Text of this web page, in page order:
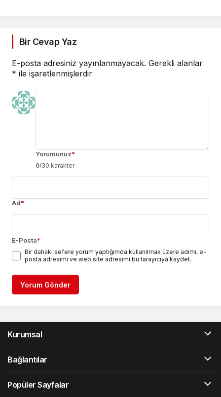
Bir Cevap Yaz
E-posta adresiniz yayınlanmayacak. Gerekli alanlar
* ile işaretlenmişlerdir
Yorumunuz*
0/30 karakter
Ad*
E-Posta*
Bir dahaki sefere yorum yaptığımda kullanılmak üzere adımı, e-
posta adresimi ve web site adresimi bu tarayıcıya kaydet.
Yorum Gönder
Kurumsal
Bağlantılar
Popüler Sayfalar